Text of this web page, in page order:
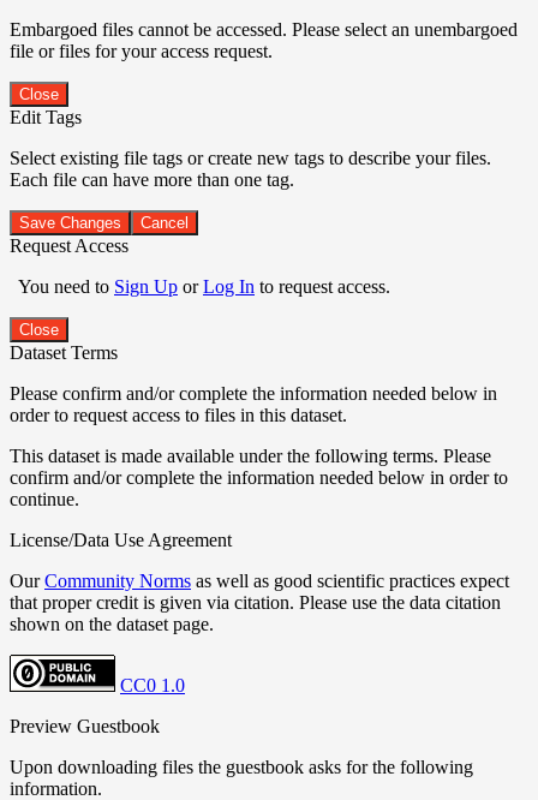
Embargoed files cannot be accessed. Please select an unembargoed
file or files for your access request.
Close
Edit Tags
Select existing file tags or create new tags to describe your files.
Each file can have more than one tag.
Save Changes Cancel
Request Access
You need to Sign Up orLog In to request access.
Close
Dataset Terms
Please confirm and/or complete the information needed below in
order to request access to files in this dataset.
This dataset is made available under the following terms. Please
confirm and/or complete the information needed below in order to
continue.
License/Data Use Agreement
OurCommunity Norms as well as good scientific practices expect
that proper credit is given via citation. Please use the data citation
shown on the dataset page.
CC0 1.0
Preview Guestbook
Upon downloading files the guestbook asks for the following
information.